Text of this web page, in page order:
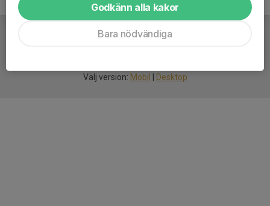
Välj version: Mobil Desktop
Godkänn alla kakor
Bara nödvändiga